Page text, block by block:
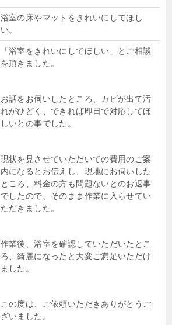
浴室の床やマットをきれいにしてほし
い。
「浴室をきれいにしてほしい」とご相談
を頂きました。
お話をお伺いしたところ、カビが出て汚
れがひどく、できれば即日で対応してほ
しいとの事でした。
現状を見させていただいての費用のご案
内になるとお伝えし、現地にお伺いした
ところ、料金の方も問題ないとのお返事
でしたので、そのまま作業に入らせてい
ただきました。
作業後、浴室を確認していただいたとこ
ろ、綺麗になったと大変ご満足いただけ
ました。
この度は、ご依頼いただきありがとうご
ざいました。